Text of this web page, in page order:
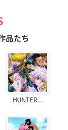
品たち
HUNTER...